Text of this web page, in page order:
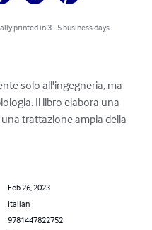
printed in 3 - 5 business days
solo all'ingegneria, ma
Il libro elabora una
trattazione ampia della
Feb 26, 2023
Italian
9781447822752